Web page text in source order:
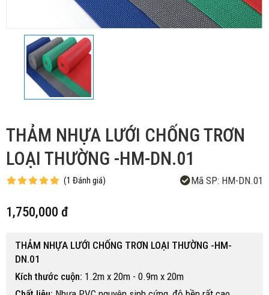
THẢM NHỰA LƯỚI CHỐNG TRƠN
LOẠI THƯỜNG -HM-DN.01
(1 Đánh giá) Mã SP: HM-DN.01
1,750,000 đ
THẢM NHỰA LƯỚI CHỐNG TRƠN LOẠI THƯỜNG -HM-
DN.01
Kích thước cuộn: 1.2m x 20m - 0.9m x 20m